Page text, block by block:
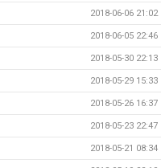
2018-06-06 21:02
2018-06-05 22:46
2018-05-30 22:13
2018-05-29 15:33
2018-05-26 16:37
2018-05-23 22:47
2018-05-21 08:34